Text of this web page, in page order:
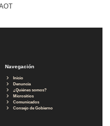
Navegación
Inicio
Denuncia
¿Quiénes somos?
Micrositios
Comunicados
Consejo de Gobierno